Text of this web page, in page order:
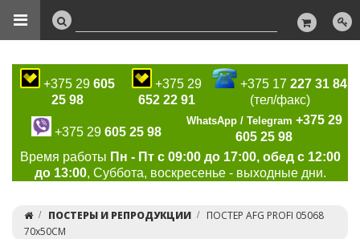
+375 29 605
25 98
+375 29
652 22 91
+375 17227 31 84
(тел/факс)
+375 29 605 25 98
WhatsApp / Telegram +375 29
605 25 98
Время работы Пн - Пт с 09:00 до 17:00, обед с 12:00
до 13:00, Суббота, воскресенье - выходные дни.
ПОСТЕРЫ И РЕПРОДУКЦИИ
ПОСТЕР AFG PROFI 05068
70х50СМ